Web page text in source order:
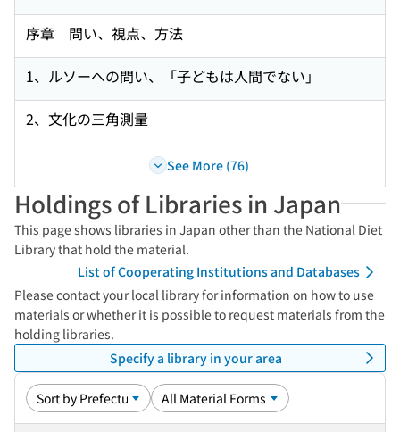
序章 問い、視点、方法
1、ルソーへの問い、「子どもは人間でない」
2、文化の三角測量
See More (76)
Holdings of Libraries in Japan
This page shows libraries in Japan other than the National Diet
Library that hold the material.
List of Cooperating Institutions and Databases
Please contact your local library for information on how to use
materials or whether it is possible to request materials from the
holding libraries.
Specify a library in your area